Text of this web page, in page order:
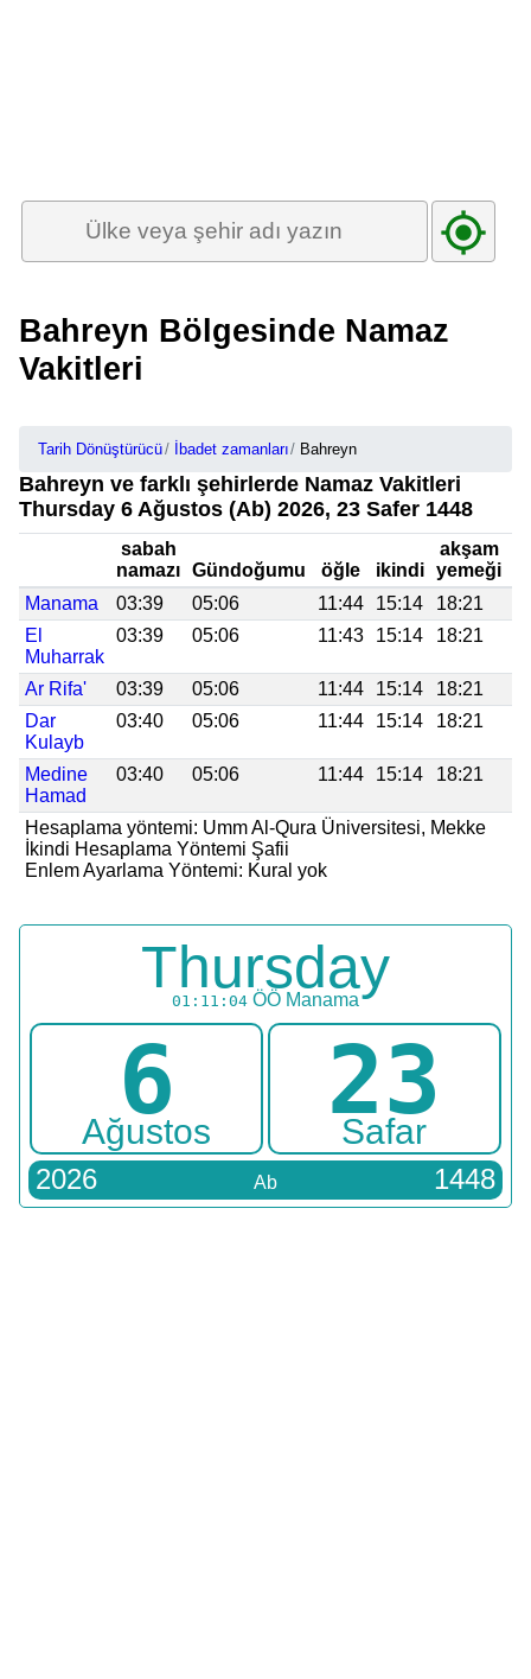
Bahreyn Bölgesinde Namaz
Vakitleri
Tarih Dönüştürücü İbadet zamanları Bahreyn
Bahreyn ve farklı şehirlerde Namaz Vakitleri
Thursday 6 Ağustos (Ab) 2026, 23 Safer 1448
sabah
namazı Gündoğumu öğle ikindi
akşam
yemeği
Manama
03:39 05:06 11:44 15:14 18:21
El
Muharrak
03:39 05:06 11:43 15:14 18:21
Ar Rifa' 03:39 05:06 11:44 15:14 18:21
Dar
Kulayb
03:40 05:06 11:44 15:14 18:21
Medine
Hamad
03:40 05:06 11:44 15:14 18:21
Hesaplama yöntemi: Umm Al-Qura Üniversitesi, Mekke
İkindi Hesaplama Yöntemi Şafii
Enlem Ayarlama Yöntemi: Kural yok
Thursday
01:11:04 ÖÖ Manama
6
Ağustos 23
Safar
2026 Ab 1448